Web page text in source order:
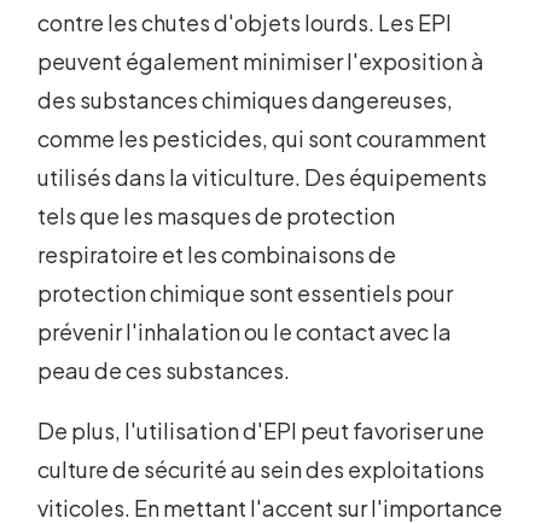
contre les chutes d'objets lourds. Les EPI
peuvent également minimiser l'exposition à
des substances chimiques dangereuses,
comme les pesticides, qui sont couramment
utilisés dans la viticulture. Des équipements
tels que les masques de protection
respiratoire et les combinaisons de
protection chimique sont essentiels pour
prévenir l'inhalation ou le contact avec la
peau de ces substances.
De plus, l'utilisation d'EPI peut favoriser une
culture de sécurité au sein des exploitations
viticoles. En mettant l'accent sur l'importance